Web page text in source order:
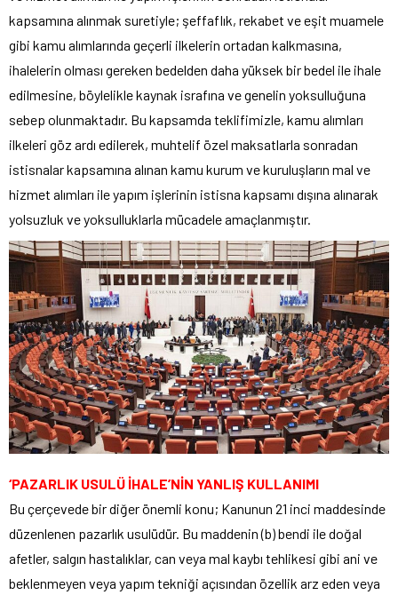
kapsamına alınmak suretiyle; şeffaflık, rekabet ve eşit muamele
gibi kamu alımlarında geçerli ilkelerin ortadan kalkmasına,
ihalelerin olması gereken bedelden daha yüksek bir bedel ile ihale
edilmesine, böylelikle kaynak israfına ve genelin yoksulluğuna
sebep olunmaktadır. Bu kapsamda teklifimizle, kamu alımları
ilkeleri göz ardı edilerek, muhtelif özel maksatlarla sonradan
istisnalar kapsamına alınan kamu kurum ve kuruluşların mal ve
hizmet alımları ile yapım işlerinin istisna kapsamı dışına alınarak
yolsuzluk ve yoksulluklarla mücadele amaçlanmıştır.
‘PAZARLIK USULÜ İHALE’NİN YANLIŞ KULLANIMI
Bu çerçevede bir diğer önemli konu; Kanunun 21 inci maddesinde
düzenlenen pazarlık usulüdür. Bu maddenin (b) bendi ile doğal
afetler, salgın hastalıklar, can veya mal kaybı tehlikesi gibi ani ve
beklenmeyen veya yapım tekniği açısından özellik arz eden veya